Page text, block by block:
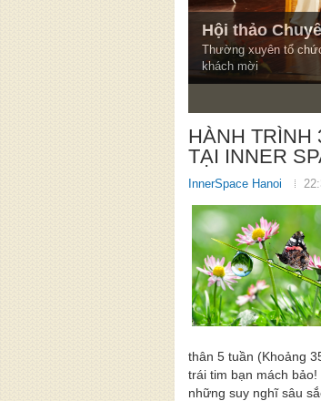
Hội thảo
Thường xuyên tổ
khách mời
HÀNH
TẠI INNER
InnerSpace Hanoi
thân 5 tuần (Khoảng
trái tim bạn mách
những suy nghĩ sâu